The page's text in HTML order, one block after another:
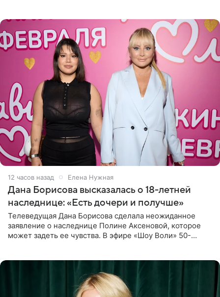
12 часов назад Елена Нужная
Дана Борисова высказалась о 18-летней
наследнице: «Есть дочери и получше»
Телеведущая Дана Борисова сделала неожиданное
заявление о наследнице Полине Аксеновой, которое
может задеть ее чувства. В эфире «Шоу Воли» 50-